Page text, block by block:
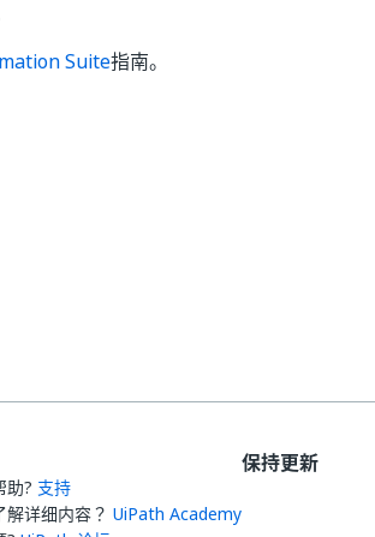
Suite指南。
助? 支持
解详细内容？ UiPath Academy
保持更新